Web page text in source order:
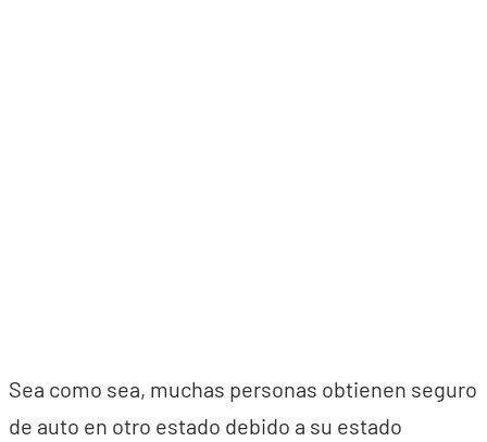
Sea como sea, muchas personas obtienen seguro
de auto en otro estado debido a su estado